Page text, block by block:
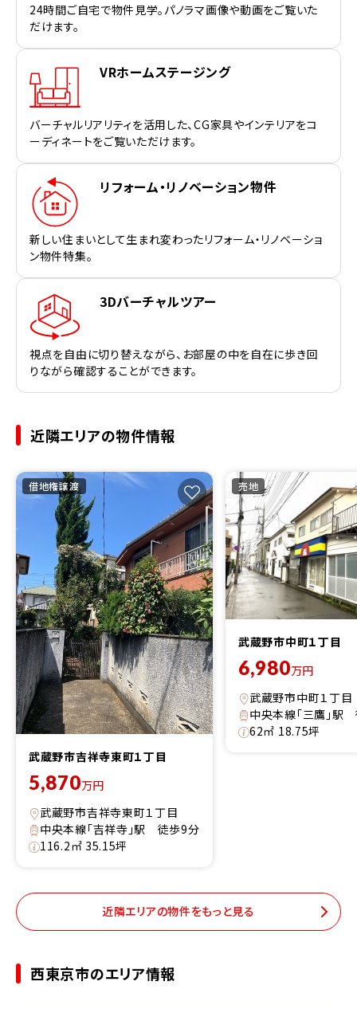
24時間ご自宅で物件見学。パノラマ画像や動画をご覧いた
だけます。
VRホームステージング
バーチャルリアリティを活用した、CG家具やインテリアをコ
ーディネートをご覧いただけます。
リフォーム・リノベーション物件
新しい住まいとして生まれ変わったリフォーム・リノベーショ
ン物件特集。
3Dバーチャルツアー
視点を自由に切り替えながら、お部屋の中を自在に歩き回
りながら確認することができます。
近隣エリアの物件情報
借地権譲渡
武蔵野市吉祥寺東町１丁目
5,870万円
武蔵野市吉祥寺東町１丁目
中央本線「吉祥寺」駅 徒歩9分
116.2㎡ 35.15坪
売地
武蔵野市中町１丁目
6,980万円
武蔵野市中町１丁目
中央本線「三鷹」駅
62㎡ 18.75坪
近隣エリアの物件をもっと見る
西東京市のエリア情報